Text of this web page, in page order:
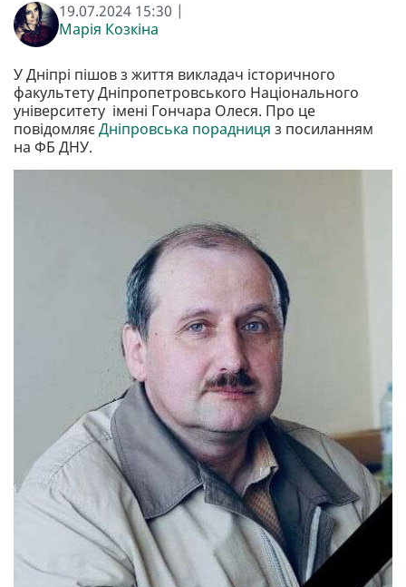
19.07.2024 15:30 |
Марія Козкіна
У Дніпрі пішов з життя викладач історичного
факультету Дніпропетровського Національного
університету імені Гончара Олеся. Про це
повідомляєДніпровська порадниця з посиланням
на ФБ ДНУ.